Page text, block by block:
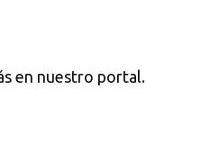
en nuestro portal.